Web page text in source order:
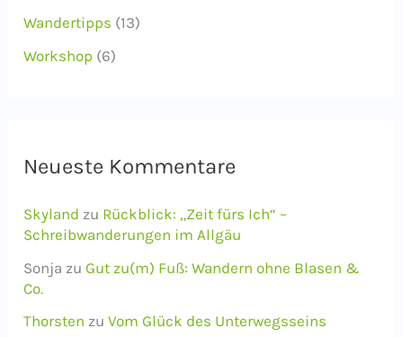
Wandertipps (13)
Workshop (6)
Neueste Kommentare
Skyland zu Rückblick: „Zeit fürs Ich“ –
Schreibwanderungen im Allgäu
Sonja zuGut zu(m) Fuß: Wandern ohne Blasen &
Co.
Thorsten zuVom Glück des Unterwegsseins